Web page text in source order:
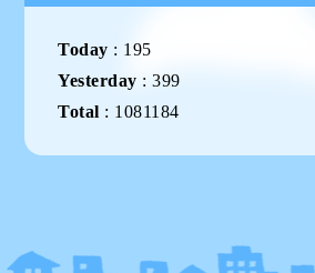
Today : 195
Yesterday :399
Total : 1081184